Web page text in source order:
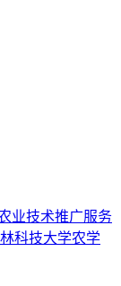
业技术推广服务
科技大学农学